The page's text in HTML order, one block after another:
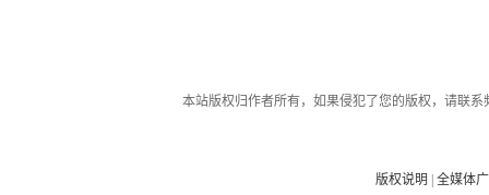
本站版权归作者所有，如果侵犯了您的版权，请联
版权说明 |全媒体